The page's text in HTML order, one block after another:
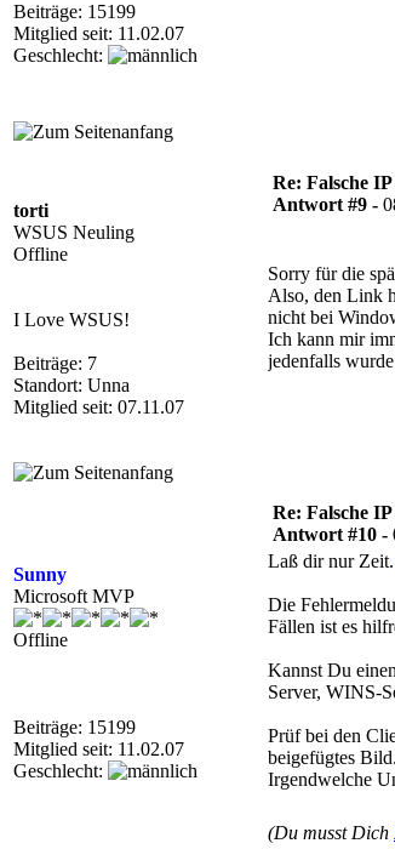
Beiträge: 15199
Mitglied seit: 11.02.07
Geschlecht:
torti
WSUS Neuling
Offline
I Love WSUS!
Beiträge: 7
Standort: Unna
Mitglied seit: 07.11.07
Re: Falsche
Antwort #9 -
Sorry für die
Also, den Link
nicht bei
Ich kann mir
jedenfalls
Sunny
Microsoft MVP
Offline
Beiträge: 15199
Mitglied seit: 11.02.07
Geschlecht:
Re: Falsche
Antwort #10 -
Laß dir nur Zeit.
Die
Fällen ist es
Kannst Du
Server, WINS-
Prüf bei den
beigefügtes
Irgendwelche
(Du musst Dich